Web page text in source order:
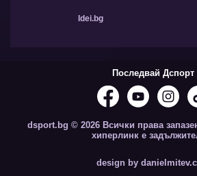
Idei.bg
Последвай Дспорт
dsport.bg © 2026 Всички права
хиперлинк е
design by